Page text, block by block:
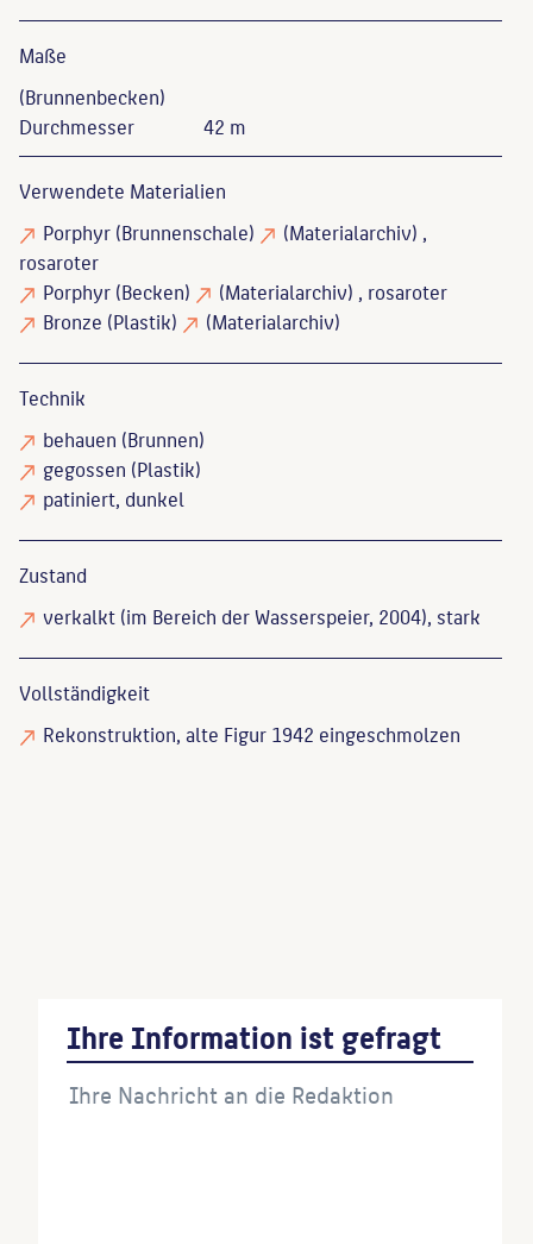
Maße
(Brunnenbecken)
Durchmesser
42 m
Verwendete Materialien
Porphyr(Brunnenschale) (Materialarchiv) ,
rosaroter
Porphyr(Becken) (Materialarchiv) , rosaroter
Bronze (Plastik) (Materialarchiv)
Technik
behauen (Brunnen)
gegossen (Plastik)
patiniert, dunkel
Zustand
verkalkt(im Bereich der Wasserspeier, 2004), stark
Vollständigkeit
Rekonstruktion, alte Figur 1942 eingeschmolzen
Wenn Sie einzelne Inhalte von dieser Website
Autor*in des Beitrages, Werktitel, URL, Datum des
Ihre Information ist gefragt